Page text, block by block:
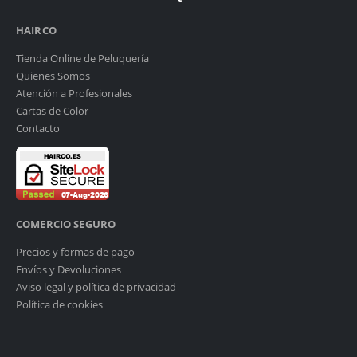
HAIRCO
Tienda Online de Peluquería
Quienes Somos
Atención a Profesionales
Cartas de Color
Contacto
COMERCIO SEGURO
Precios y formas de pago
Envíos y Devoluciones
Aviso legal y política de privacidad
Política de cookies